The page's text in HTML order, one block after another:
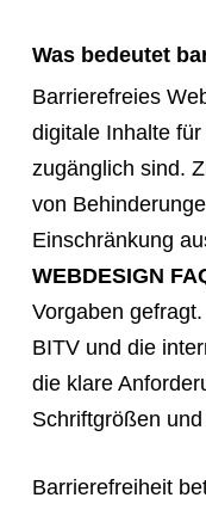
Was bedeutet
Barrierefreies
digitale Inhalte
zugänglich sind.
von
Einschränkung
WEBDESIGN
Vorgaben
BITV und die
die klare
Schriftgrößen
Barrierefreiheit